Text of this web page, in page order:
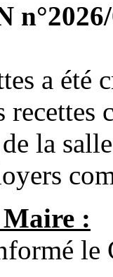
a été
la
:
le